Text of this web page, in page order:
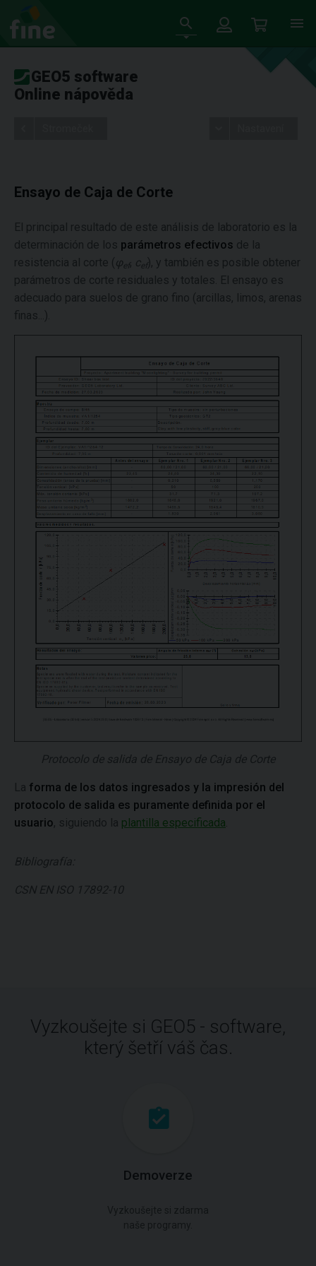
GEO5 software
Online nápověda
Ensayo de Caja de Corte
El principal resultado de este análisis de laboratorio es la
determinación de los parámetros efectivos de la
resistencia al corte ( φef, c ef), y también es posible obtener
parámetros de corte residuales y totales. El ensayo es
adecuado para suelos de grano fino (arcillas, limos, arenas
finas...).
Protocolo de salida de Ensayo de Caja de Corte
La forma de los datos ingresados y la impresión del
protocolo de salida es puramente definida por el
usuario, siguiendo la plantilla especificada
Bibliografía:
CSN EN ISO 17892-10
Vyzkoušejte si GEO5 - software,
který šetří váš čas.
Demoverze